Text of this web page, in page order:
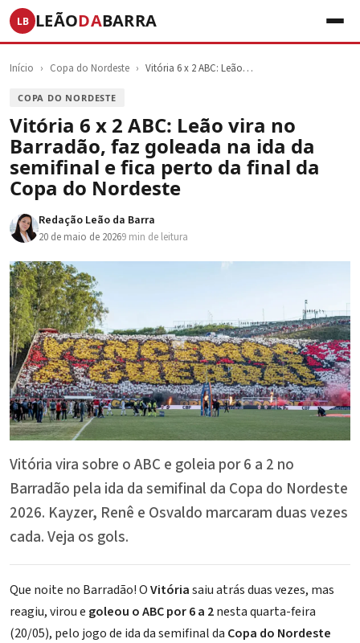
LB LEÃODABARRA
Início › Copa do Nordeste › Vitória 6 x 2 ABC: Leão…
COPA DO NORDESTE
Vitória 6 x 2 ABC: Leão vira no
Barradão, faz goleada na ida da
semifinal e fica perto da final da
Copa do Nordeste
Redação Leão da Barra
20 de maio de 20269 min de leitura
Vitória vira sobre o ABC e goleia por 6 a 2 no
Barradão pela ida da semifinal da Copa do Nordeste
2026. Kayzer, Renê e Osvaldo marcaram duas vezes
cada. Veja os gols.
Que noite no Barradão! OVitóriasaiu atrás duas vezes, mas
reagiu, virou e goleou o ABC por 6 a 2nesta quarta-feira
(20/05), pelo jogo de ida da semifinal da Copa do Nordeste